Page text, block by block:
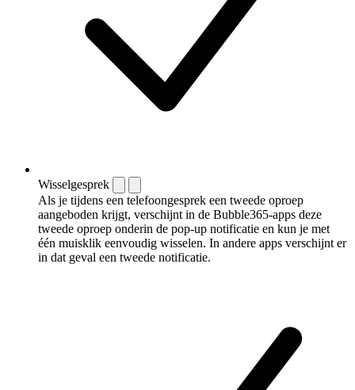
Wisselgesprek
Als je tijdens een telefoongesprek een tweede oproep
aangeboden krijgt, verschijnt in de Bubble365-apps deze
tweede oproep onderin de pop-up notificatie en kun je met
één muisklik eenvoudig wisselen. In andere apps verschijnt er
in dat geval een tweede notificatie.